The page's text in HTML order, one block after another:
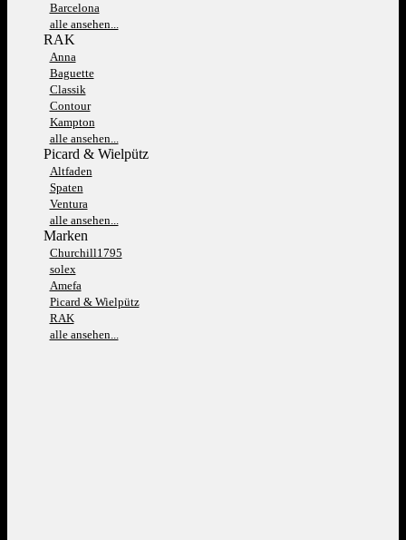
Barcelona
alle ansehen...
RAK
Anna
Baguette
Classik
Contour
Kampton
alle ansehen...
Picard & Wielpütz
Altfaden
Spaten
Ventura
alle ansehen...
Marken
Churchill1795
solex
Amefa
Picard & Wielpütz
RAK
alle ansehen...